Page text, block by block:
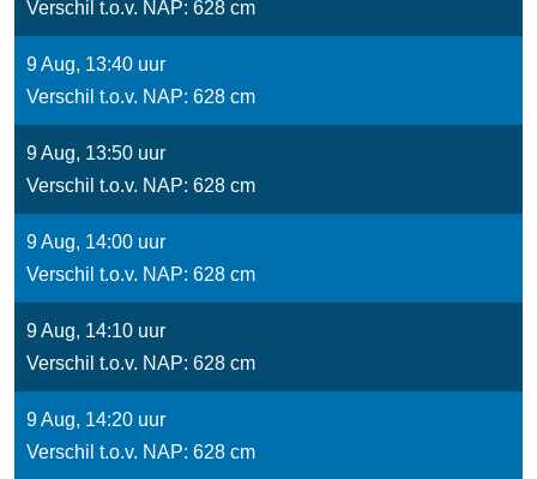
Verschil t.o.v. NAP: 628 cm
9 Aug, 13:40 uur
Verschil t.o.v. NAP: 628 cm
9 Aug, 13:50 uur
Verschil t.o.v. NAP: 628 cm
9 Aug, 14:00 uur
Verschil t.o.v. NAP: 628 cm
9 Aug, 14:10 uur
Verschil t.o.v. NAP: 628 cm
9 Aug, 14:20 uur
Verschil t.o.v. NAP: 628 cm